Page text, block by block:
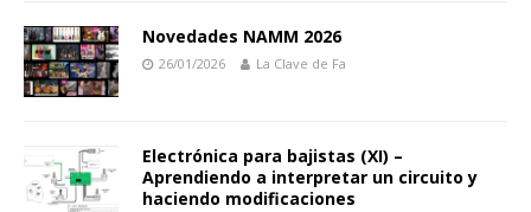
Novedades NAMM 2026
26/01/2026 La Clave de Fa
Electrónica para bajistas (XI) –
Aprendiendo a interpretar un circuito y
haciendo modificaciones